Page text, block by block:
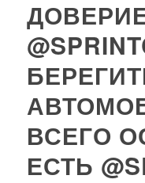
ВСЕГО
ЕСТЬ